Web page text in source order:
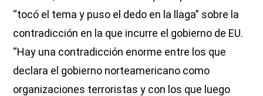
“tocó el tema y puso el dedo en la llaga” sobre la
contradicción en la que incurre el gobierno de EU.
“Hay una contradicción enorme entre los que
declara el gobierno norteamericano como
organizaciones terroristas y con los que luego